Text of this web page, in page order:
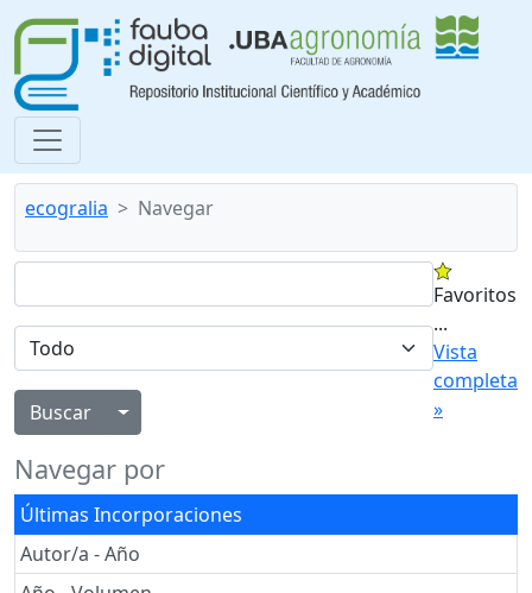
ecogralia Navegar
Alternar menú desplegable
Favoritos
...
Vista
completa
»
Navegar por
Últimas Incorporaciones
Autor/a - Año